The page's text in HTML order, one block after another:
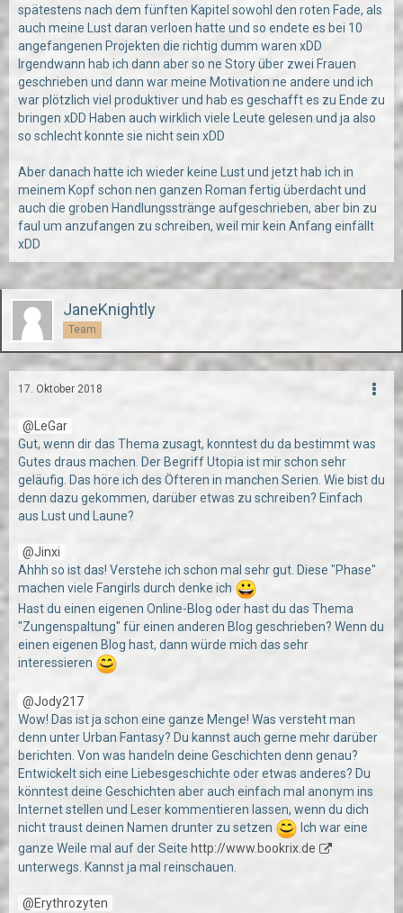
spätestens nach dem fünften Kapitel sowohl den roten Fade, als
auch meine Lust daran verloen hatte und so endete es bei 10
angefangenen Projekten die richtig dumm waren xDD
Irgendwann hab ich dann aber so ne Story über zwei Frauen
geschrieben und dann war meine Motivation ne andere und ich
war plötzlich viel produktiver und hab es geschafft es zu Ende zu
bringen xDD Haben auch wirklich viele Leute gelesen und ja also
so schlecht konnte sie nicht sein xDD
Aber danach hatte ich wieder keine Lust und jetzt hab ich in
meinem Kopf schon nen ganzen Roman fertig überdacht und
auch die groben Handlungsstränge aufgeschrieben, aber bin zu
faul um anzufangen zu schreiben, weil mir kein Anfang einfällt
xDD
JaneKnightly
Team
17. Oktober 2018
LeGar
Gut, wenn dir das Thema zusagt, konntest du da bestimmt was
Gutes draus machen. Der Begriff Utopia ist mir schon sehr
geläufig. Das höre ich des Öfteren in manchen Serien. Wie bist du
denn dazu gekommen, darüber etwas zu schreiben? Einfach
aus Lust und Laune?
Jinxi
Ahhh so ist das! Verstehe ich schon mal sehr gut. Diese "Phase"
machen viele Fangirls durch denke ich
Hast du einen eigenen Online-Blog oder hast du das Thema
"Zungenspaltung" für einen anderen Blog geschrieben? Wenn du
einen eigenen Blog hast, dann würde mich das sehr
interessieren
Jody217
Wow! Das ist ja schon eine ganze Menge! Was versteht man
denn unter Urban Fantasy? Du kannst auch gerne mehr darüber
berichten. Von was handeln deine Geschichten denn genau?
Entwickelt sich eine Liebesgeschichte oder etwas anderes? Du
könntest deine Geschichten aber auch einfach mal anonym ins
Internet stellen und Leser kommentieren lassen, wenn du dich
nicht traust deinen Namen drunter zu setzen
Ich war eine
ganze Weile mal auf der Seite http://www.bookrix.de
unterwegs. Kannst ja mal reinschauen.
Erythrozyten